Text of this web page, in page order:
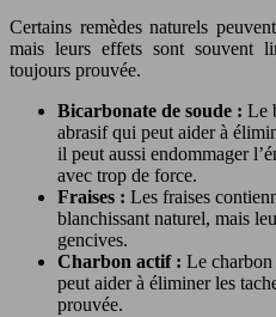
Certains remèdes naturels
mais leurs effets sont souvent
toujours prouvée.
Bicarbonate de soude : Le
abrasif qui peut aider à
il peut aussi endommager
avec trop de force.
Fraises : Les fraises
blanchissant naturel, mais
gencives.
Charbon actif : Le charbon
peut aider à éliminer les
prouvée.